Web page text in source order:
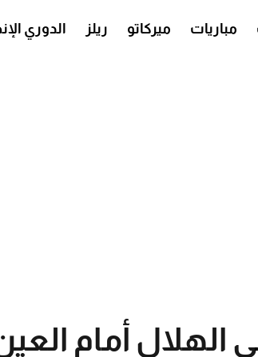
مباريات ميركاتو ريلز الدوري
الهلال أمام